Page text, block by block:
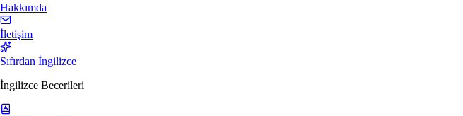
Hakkımda
İletişim
Sıfırdan İngilizce
İngilizce Becerileri